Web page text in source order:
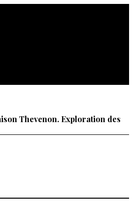
Thevenon. Exploration des